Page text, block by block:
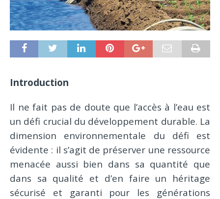
Introduction
Il ne fait pas de doute que l’accès à l’eau est
un défi crucial du développement durable. La
dimension environnementale du défi est
évidente : il s’agit de préserver une ressource
menacée aussi bien dans sa quantité que
dans sa qualité et d’en faire un héritage
sécurisé et garanti pour les générations